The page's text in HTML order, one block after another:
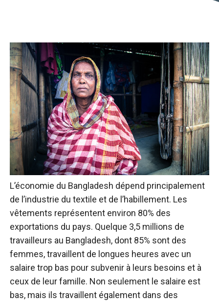
L’économie du Bangladesh dépend principalement
de l’industrie du textile et de l’habillement. Les
vêtements représentent environ 80% des
exportations du pays. Quelque 3,5 millions de
travailleurs au Bangladesh, dont 85% sont des
femmes, travaillent de longues heures avec un
salaire trop bas pour subvenir à leurs besoins et à
ceux de leur famille. Non seulement le salaire est
bas, mais ils travaillent également dans des